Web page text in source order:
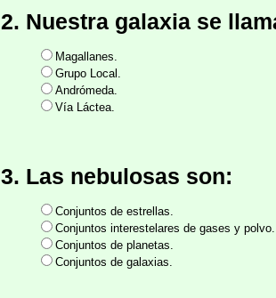
2. Nuestra galaxia se
Magallanes.
Grupo Local.
Andrómeda.
Vía Láctea.
3. Las nebulosas son:
Conjuntos de estrellas.
Conjuntos interestelares de gases y polvo.
Conjuntos de planetas.
Conjuntos de galaxias.